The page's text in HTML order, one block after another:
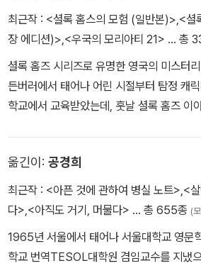
최근작 : <셜록 홈스의 모험 (일반본)>,<셜
장 에디션)>,<우국의 모리아티 21> … 총
셜록 홈즈 시리즈로 유명한 영국의 미스터
든버러에서 태어나 어린 시절부터 탐정 캐
학교에서 교육받았는데, 훗날 셜록 홈즈 이
뒤 햄프셔에서 안과의로 개업했다. 1887년
출간했고 1891년부터 『셜록 홈즈의 모험 』
연재하기 시작했다. 도일의 작품들은 곧 대
었다. 그러나 홈즈 소설에 싫증을 느끼게 되
즈를 죽임으로써 그 시리즈를 끝내게 된
옮긴이: 공경희
최근작 : <아픈 것에 관하여 병실 노트>,<
다>,<아직도 거기, 머물다> … 총 655종 (
1965년 서울에서 태어나 서울대학교 영문
학교 번역TESOL대학원 겸임교수를 지냈